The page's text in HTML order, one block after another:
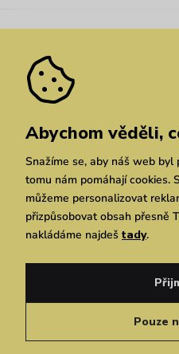
Pozáruční opravy
Velkoobchod
We Care
Dárkové poukazy
Vuchlook
Prodejny
Praha Brno Chrudim
Zásady ochrany osobních údajů
Zásady
Abychom věděli,
Snažíme se, aby náš web byl
tomu nám pomáhají cookies.
můžeme personalizovat
přizpůsobovat obsah přesně
nakládáme najdeš tady.
Pouze